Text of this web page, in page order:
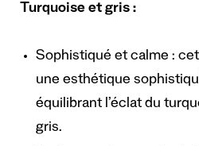
Turquoise et gris :
Sophistiqué et calme :
une esthétique
équilibrant l’éclat du
gris.